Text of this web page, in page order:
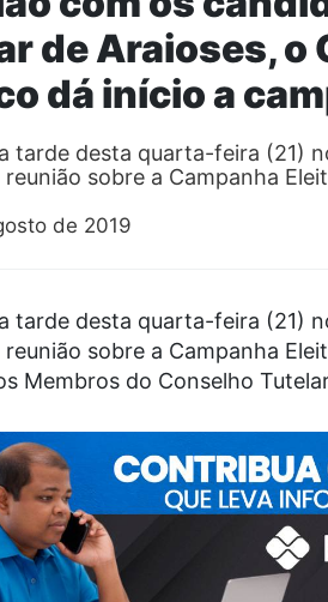
de Araioses, o
dá início a
tarde desta quarta-feira (21)
reunião sobre a Campanha
de 2019
tarde desta quarta-feira (21)
reunião sobre a Campanha
Membros do Conselho